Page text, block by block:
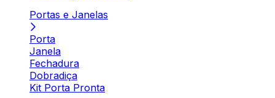
Portas e Janelas
Porta
Janela
Fechadura
Dobradiça
Kit Porta Pronta